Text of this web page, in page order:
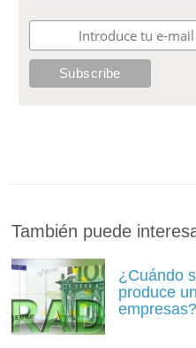
También puede
¿Cuándo
produce
empresas?